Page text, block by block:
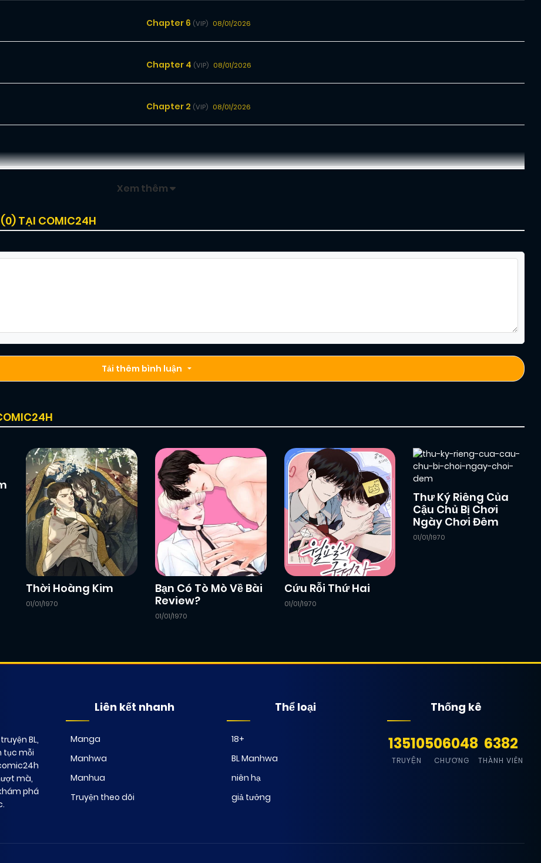
Chapter 6 (VIP) 08/01/2026
Chapter 4 (VIP) 08/01/2026
Chapter 2 (VIP) 08/01/2026
Xem thêm
0) TẠI COMIC24H
Tải thêm bình luận
Thời Hoàng Kim
01/01/1970
Bạn Có Tò Mò Về Bài
Review?
01/01/1970
Cứu Rỗi Thứ Hai
01/01/1970
Thư Ký Riêng Của
Cậu Chủ Bị Chơi
Ngày Chơi Đêm
01/01/1970
BL,
tục mỗi
mà,
phá
Liên kết nhanh
Manga
Manhwa
Manhua
Truyện theo dõi
Thể loại
18+
BL Manhwa
niên hạ
giả tưởng
Thống kê
13510
TRUYỆN
506048
CHƯƠNG
6382
THÀNH VIÊN